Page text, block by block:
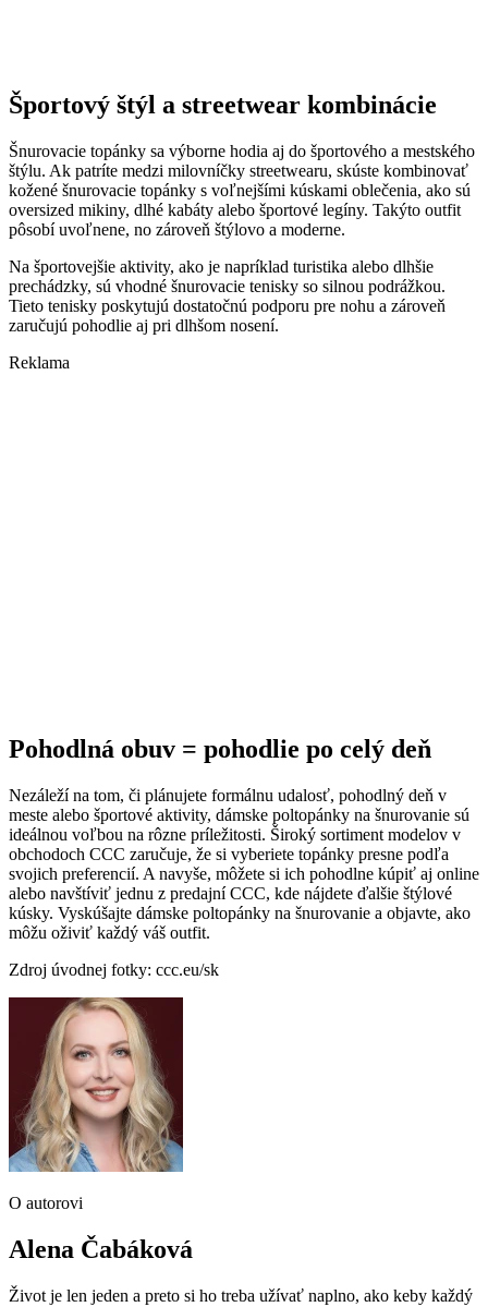
Športový štýl a streetwear kombinácie
Šnurovacie topánky sa výborne hodia aj do športového a mestského
štýlu. Ak patríte medzi milovníčky streetwearu, skúste kombinovať
kožené šnurovacie topánky s voľnejšími kúskami oblečenia, ako sú
oversized mikiny, dlhé kabáty alebo športové legíny. Takýto outfit
pôsobí uvoľnene, no zároveň štýlovo a moderne.
Na športovejšie aktivity, ako je napríklad turistika alebo dlhšie
prechádzky, sú vhodné šnurovacie tenisky so silnou podrážkou.
Tieto tenisky poskytujú dostatočnú podporu pre nohu a zároveň
zaručujú pohodlie aj pri dlhšom nosení.
Reklama
Pohodlná obuv = pohodlie po celý deň
Nezáleží na tom, či plánujete formálnu udalosť, pohodlný deň v
meste alebo športové aktivity, dámske poltopánky na šnurovanie sú
ideálnou voľbou na rôzne príležitosti. Široký sortiment modelov v
obchodoch CCC zaručuje, že si vyberiete topánky presne podľa
svojich preferencií. A navyše, môžete si ich pohodlne kúpiť aj online
alebo navštíviť jednu z predajní CCC, kde nájdete ďalšie štýlové
kúsky. Vyskúšajte dámske poltopánky na šnurovanie a objavte, ako
môžu oživiť každý váš outfit.
Zdroj úvodnej fotky: ccc.eu/sk
O autorovi
Alena Čabáková
Život je len jeden a preto si ho treba užívať naplno, ako keby každý